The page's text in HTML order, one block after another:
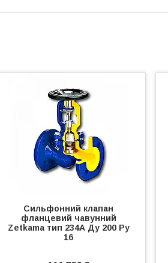
Сильфонний клапан
фланцевий чавунний
Zetkama тип 234А Ду 200 Ру
16